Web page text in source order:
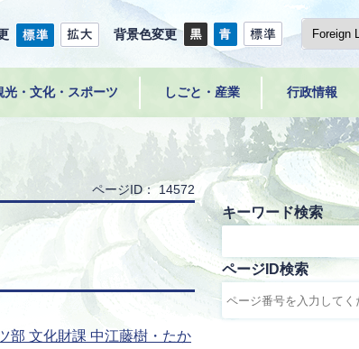
背景色変更
光・文化・スポーツ しごと・産業 行政情報
ページID： 14572
部 文化財課 中江藤樹・たか
キーワード検索
ページID検索